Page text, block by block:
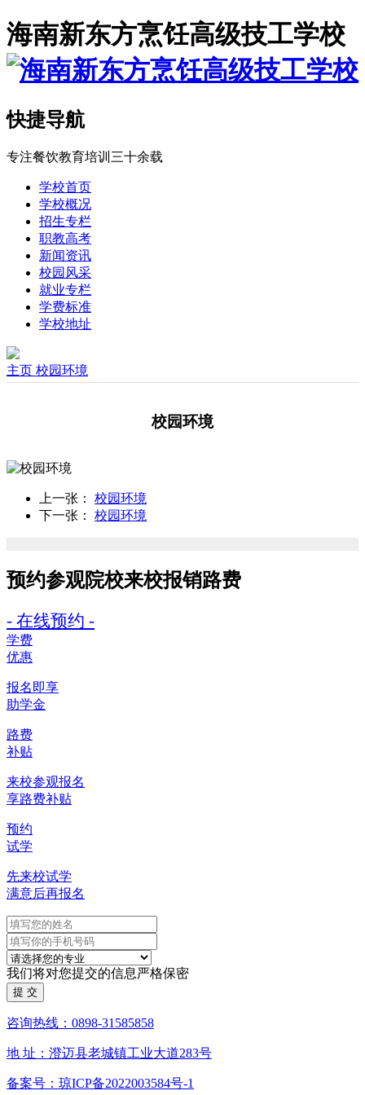
海南新东方烹饪高级技工学校
快捷导航
专注餐饮教育培训三十余载
学校首页
学校概况
招生专栏
职教高考
新闻资讯
校园风采
就业专栏
学费标准
学校地址
主页 校园环境
校园环境
上一张： 校园环境
下一张： 校园环境
预约参观院校来校报销路费
- 在线预约 -
学费
优惠
报名即享
助学金
路费
补贴
来校参观报名
享路费补贴
预约
试学
先来校试学
满意后再报名
我们将对您提交的信息严格保密
咨询热线：0898-31585858
地 址：澄迈县老城镇工业大道283号
备案号：琼ICP备2022003584号-1